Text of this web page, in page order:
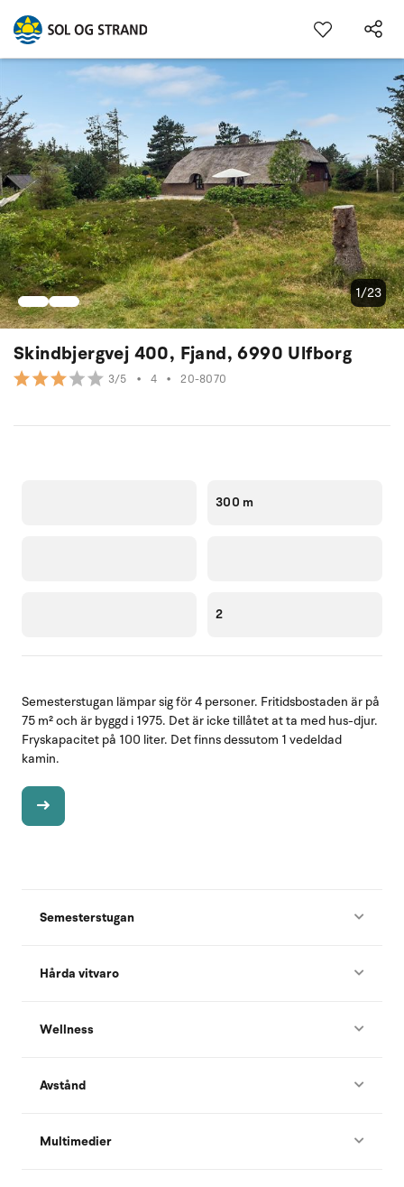
Skindbjergvej 400, Fjand, 6990 Ulfborg
3/5 • 4 • 20-8070
1/23
300 m
2
Semesterstugan lämpar sig för 4 personer. Fritidsbostaden är på
75 m² och är byggd i 1975. Det är icke tillåtet at ta med hus-djur.
Fryskapacitet på 100 liter. Det finns dessutom 1 vedeldad
kamin.
Semesterstugan
Hårda vitvaro
Wellness
Avstånd
Multimedier